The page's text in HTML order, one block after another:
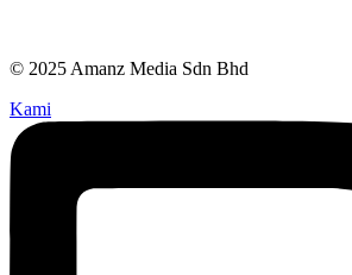
© 2025 Amanz Media Sdn Bhd
Kami